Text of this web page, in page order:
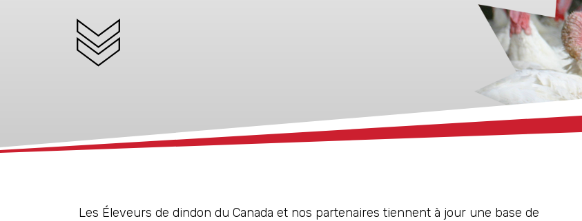
SCROLL DOWN
Les Éleveurs de dindon du Canada et nos partenaires tiennent à jour une base de